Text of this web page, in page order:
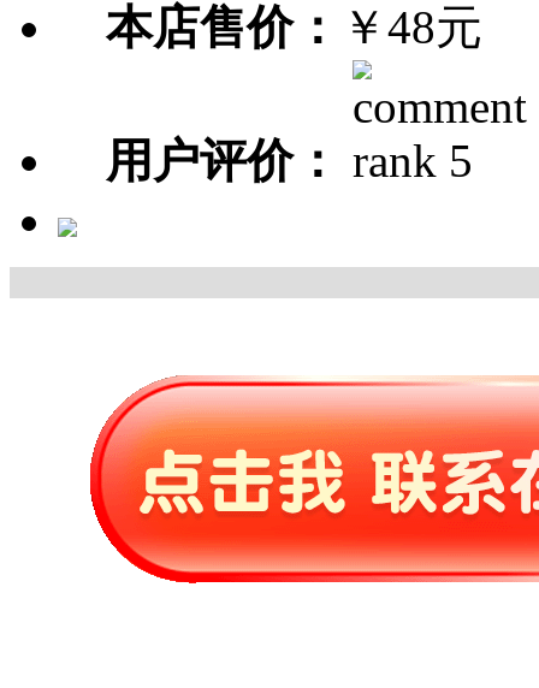
本店售价： ￥48元
用户评价：